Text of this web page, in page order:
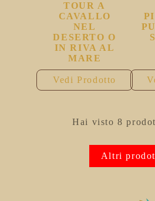
TOUR A
CAVALLO
NEL
DESERTO O
IN RIVA AL
MARE
Vedi Prodotto
Hai visto 8
Altri